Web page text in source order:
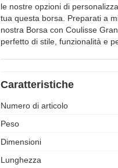
le nostre opzioni di
tua questa borsa. Preparati a
nostra Borsa con Coulisse
perfetto di stile, funzionalità e
Caratteristiche
Numero di articolo
Peso
Dimensioni
Lunghezza